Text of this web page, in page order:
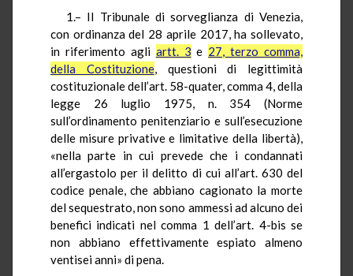
1.– Il Tribunale di sorveglianza di Venezia,
con ordinanza del 28 aprile 2017, ha sollevato,
in riferimento agli artt. 3 e 27, terzo comma,
della Costituzione, questioni di legittimità
costituzionale dell’art. 58-quater, comma 4, della
legge 26 luglio 1975, n. 354 (Norme
sull’ordinamento penitenziario e sull’esecuzione
delle misure privative e limitative della libertà),
«nella parte in cui prevede che i condannati
all’ergastolo per il delitto di cui all’art. 630 del
codice penale, che abbiano cagionato la morte
del sequestrato, non sono ammessi ad alcuno dei
benefici indicati nel comma 1 dell’art. 4-bis se
non abbiano effettivamente espiato almeno
ventisei anni» di pena.